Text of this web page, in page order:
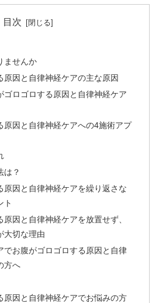
目次
ませんか
原因と自律神経ケアの主な原因
ゴロゴロする原因と自律神経ケア
原因と自律神経ケアへの4施術アプ
は？
原因と自律神経ケアを繰り返さな
ト
因と自律神経ケアを放置せず、
大切な理由
でお腹がゴロゴロする原因と自律
方へ
原因と自律神経ケアでお悩みの方